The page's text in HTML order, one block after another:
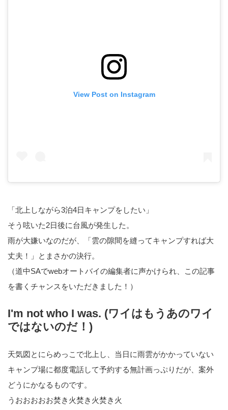
View Post on Instagram
「北上しながら3泊4日キャンプをしたい」
そう呟いた2日後に台風が発生した。
雨が大嫌いなのだが、「雲の隙間を縫ってキャンプすれば大
丈夫！」とまさかの決行。
（道中SAでwebオートバイの編集者に声かけられ、この記事
を書くチャンスをいただきました！）
I'm not who I was. (ワイはもうあのワイ
ではないのだ！)
天気図とにらめっこで北上し、当日に雨雲がかかっていない
キャンプ場に都度電話して予約する無計画っぷりだが、案外
どうにかなるものです。
うおおおおお焚き火焚き火焚き火